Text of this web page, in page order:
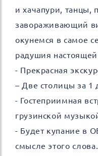
и хачапури, танцы,
завораживающий
окунемся в самое
радушия
- Прекрасная
– Две столицы за 1
- Гостеприимная
грузинской
- Будет купание в
смысле этого